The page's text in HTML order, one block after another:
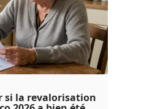
si la revalorisation